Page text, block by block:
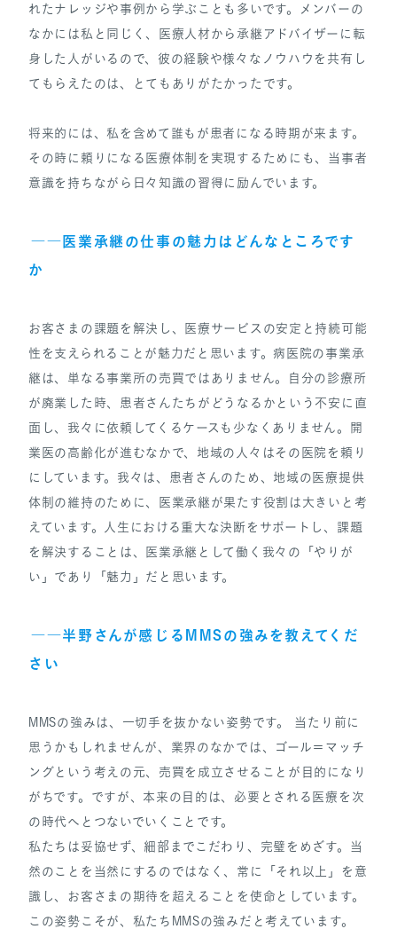
れたナレッジや事例から学ぶことも多いです。メンバーの
なかには私と同じく、医療人材から承継アドバイザーに転
身した人がいるので、彼の経験や様々なノウハウを共有し
てもらえたのは、とてもありがたかったです。
将来的には、私を含めて誰もが患者になる時期が来ます。
その時に頼りになる医療体制を実現するためにも、当事者
意識を持ちながら日々知識の習得に励んでいます。
――医業承継の仕事の魅力はどんなところです
か
お客さまの課題を解決し、医療サービスの安定と持続可能
性を支えられることが魅力だと思います。病医院の事業承
継は、単なる事業所の売買ではありません。自分の診療所
が廃業した時、患者さんたちがどうなるかという不安に直
面し、我々に依頼してくるケースも少なくありません。開
業医の高齢化が進むなかで、地域の人々はその医院を頼り
にしています。我々は、患者さんのため、地域の医療提供
体制の維持のために、医業承継が果たす役割は大きいと考
えています。人生における重大な決断をサポートし、課題
を解決することは、医業承継として働く我々の「やりが
い」であり「魅力」だと思います。
――半野さんが感じるMMSの強みを教えてくだ
さい
MMSの強みは、一切手を抜かない姿勢です。 当たり前に
思うかもしれませんが、業界のなかでは、ゴール＝マッチ
ングという考えの元、売買を成立させることが目的になり
がちです。ですが、本来の目的は、必要とされる医療を次
の時代へとつないでいくことです。
私たちは妥協せず、細部までこだわり、完璧をめざす。当
然のことを当然にするのではなく、常に「それ以上」を意
識し、お客さまの期待を超えることを使命としています。
この姿勢こそが、私たちMMSの強みだと考えています。